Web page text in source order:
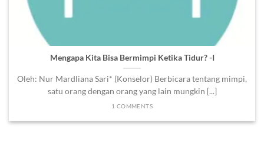
Mengapa Kita Bisa Bermimpi Ketika Tidur? -I
Oleh: Nur Mardliana Sari* (Konselor) Berbicara tentang mimpi,
satu orang dengan orang yang lain mungkin [...]
1 COMMENTS